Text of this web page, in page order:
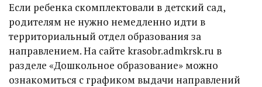
Если ребенка скомплектовали в детский сад,
родителям не нужно немедленно идти в
территориальный отдел образования за
направлением. На сайте krasobr.admkrsk.ru в
разделе «Дошкольное образование» можно
ознакомиться с графиком выдачи направлений